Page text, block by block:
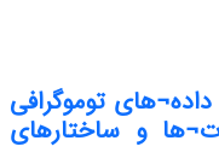
توموگرافی
و ساختارهای